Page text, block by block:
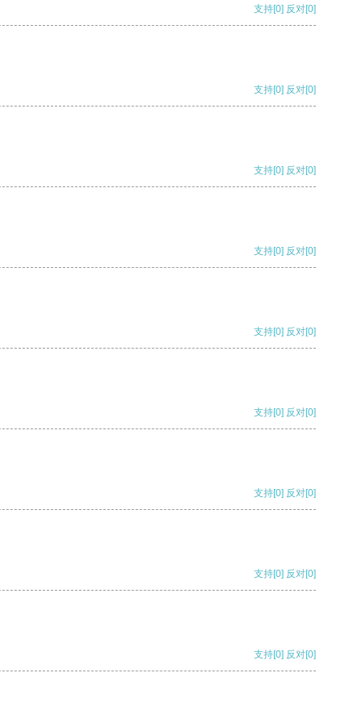
支持[0] 反对[0]
支持[0] 反对[0]
支持[0] 反对[0]
支持[0] 反对[0]
支持[0] 反对[0]
支持[0] 反对[0]
支持[0] 反对[0]
支持[0] 反对[0]
支持[0] 反对[0]